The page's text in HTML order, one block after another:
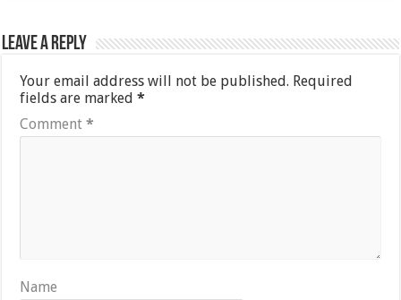
Leave a Reply
Your email address will not be published. Required
fields are marked*
Comment*
Name